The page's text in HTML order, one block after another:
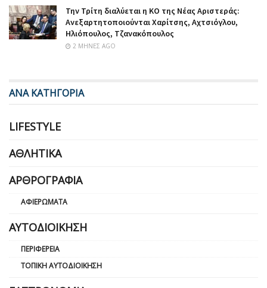
Την Τρίτη διαλύεται η ΚΟ της Νέας Αριστεράς:
Ανεξαρτητοποιούνται Χαρίτσης, Αχτσιόγλου,
Ηλιόπουλος, Τζανακόπουλος
2 ΜΉΝΕΣ AGO
ΑΝΑ ΚΑΤΗΓΟΡΙΑ
LIFESTYLE
ΑΘΛΗΤΙΚΆ
ΑΡΘΡΟΓΡΑΦΊΑ
ΑΦΙΕΡΏΜΑΤΑ
ΑΥΤΟΔΙΟΊΚΗΣΗ
ΠΕΡΙΦΈΡΕΙΑ
ΤΟΠΙΚΉ ΑΥΤΟΔΙΟΊΚΗΣΗ